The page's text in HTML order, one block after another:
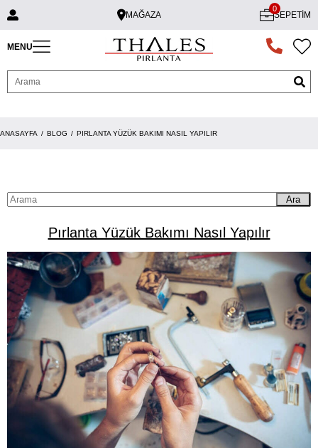
MAĞAZA SEPETIM
0
MENU
ANASAYFA BLOG PIRLANTA YÜZÜK BAKIMI NASIL YAPILIR
Ara
Pırlanta Yüzük Bakımı Nasıl Yapılır